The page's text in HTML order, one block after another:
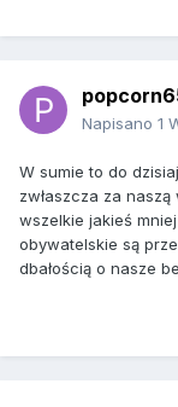
Napisano 1
W sumie to do
zwłaszcza za
wszelkie jakieś
obywatelskie są
dbałością o nasze